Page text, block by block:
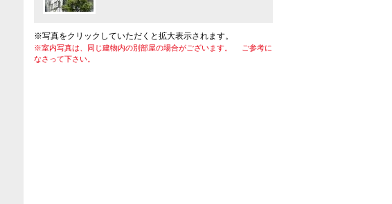
※写真をクリックしていただくと拡大表示されます。
※室内写真は、同じ建物内の別部屋の場合がございます。 ご参考に
なさって下さい。